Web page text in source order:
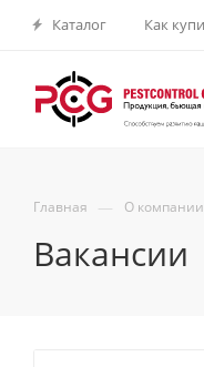
Каталог Как
Главная — О компании
Вакансии